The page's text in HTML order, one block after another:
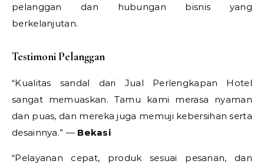
pelanggan dan hubungan bisnis yang
berkelanjutan.
Testimoni Pelanggan
“Kualitas sandal dari Jual Perlengkapan Hotel
sangat memuaskan. Tamu kami merasa nyaman
dan puas, dan mereka juga memuji kebersihan serta
desainnya.” — Bekasi
“Pelayanan cepat, produk sesuai pesanan, dan